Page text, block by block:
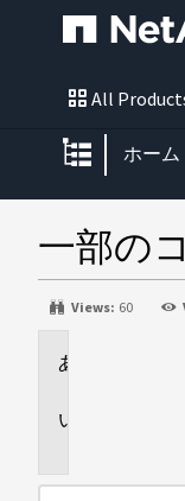
All
グロ
ホーム
一部の
Views: 60